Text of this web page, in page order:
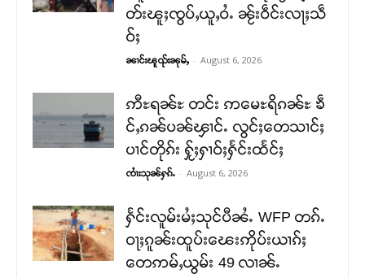
တ်းၽူႈၸွပ်ႇယူႇဝႆႉ ၼႂ်းဝဵင်းလႃႈသဵ
ဝ်ႈ
ၼၢင်းၽူၺ်းၼုမ်ႇ - August 6, 2026
ဢီႊရၼ်ႊ တင်း ဢမေႊရိၵၼ်ႊ ၶဵ
င်ႇၵၼ်ပၼ်ၾၢင်ႉ လွင်ႈတေသၢင်ႈ
ပၢင်တိုၵ်း ႁႂ်ႈႁၢဝ်ႈႁႅင်းထႅင်ႈ
ၸၢႆးသုၼ်ႁၵ်ႉ - August 6, 2026
ႁႅင်းလူမ်းမႆႈသုင်ပီၼႆႉ WFP တၵ်ႉ
ဝႃႈၵူၼ်းထူပ်းၽေးဢိုပ်းယၢၵ်ႈ
တေဢမ်ႇယွမ်း 49 လၢၼ်ႉ